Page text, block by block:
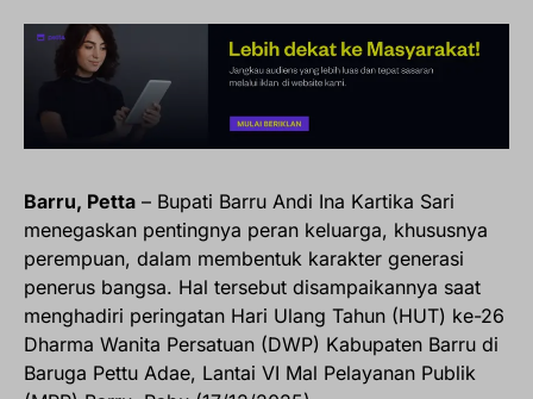
Barru, Petta – Bupati Barru Andi Ina Kartika Sari
menegaskan pentingnya peran keluarga, khususnya
perempuan, dalam membentuk karakter generasi
penerus bangsa. Hal tersebut disampaikannya saat
menghadiri peringatan Hari Ulang Tahun (HUT) ke-26
Dharma Wanita Persatuan (DWP) Kabupaten Barru di
Baruga Pettu Adae, Lantai VI Mal Pelayanan Publik